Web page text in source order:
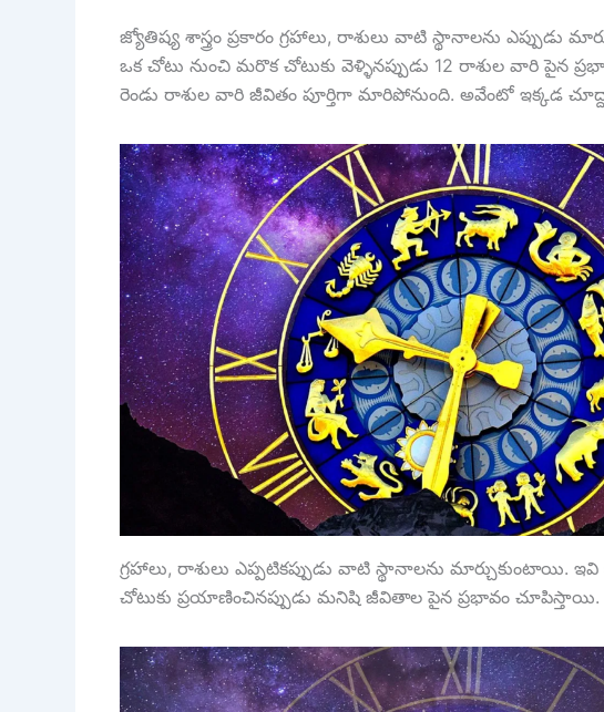
జ్యోతిష్య శాస్త్రం ప్రకారం గ్రహాలు, రాశులు వాటి స్థానాలను
ఒక చోటు నుంచి మరొక చోటుకు వెళ్ళినప్పుడు 12 రాశుల వారి పైన
రెండు రాశుల వారి జీవితం పూర్తిగా మారిపోనుంది. అవేంటో ఇక్కడ
గ్రహాలు, రాశులు ఎప్పటికప్పుడు వాటి స్థానాలను మార్చుకుంటాయి.
చోటుకు ప్రయాణించినప్పుడు మనిషి జీవితాల పైన ప్రభావం చూపిస్తాయి.